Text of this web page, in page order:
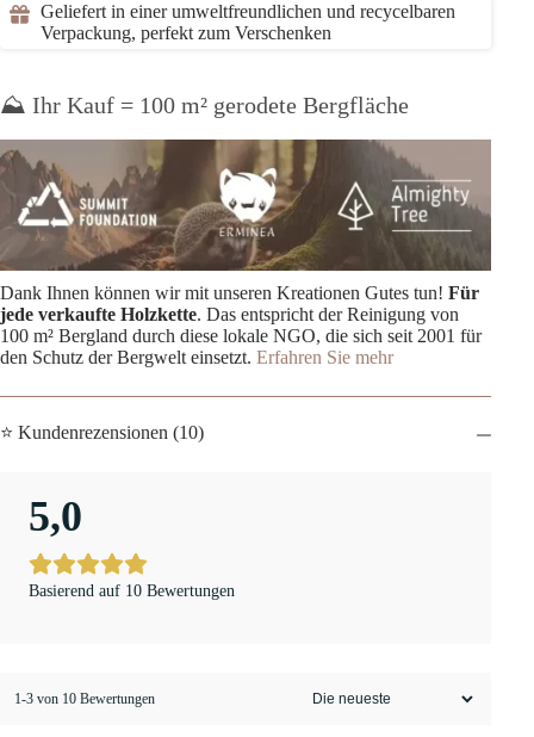
Geliefert in einer umweltfreundlichen und recycelbaren
Verpackung, perfekt zum Verschenken
⛰️ Ihr Kauf = 100 m² gerodete Bergfläche
Dank Ihnen können wir mit unseren Kreationen Gutes tun! Für
jede verkaufte Holzkette. Das entspricht der Reinigung von
100 m² Bergland durch diese lokale NGO, die sich seit 2001 für
den Schutz der Bergwelt einsetzt. Erfahren Sie mehr
⭐ Kundenrezensionen (10)
5,0
Basierend auf 10 Bewertungen
1-3 von 10 Bewertungen